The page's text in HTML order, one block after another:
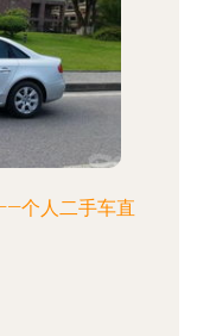
个人二手车直